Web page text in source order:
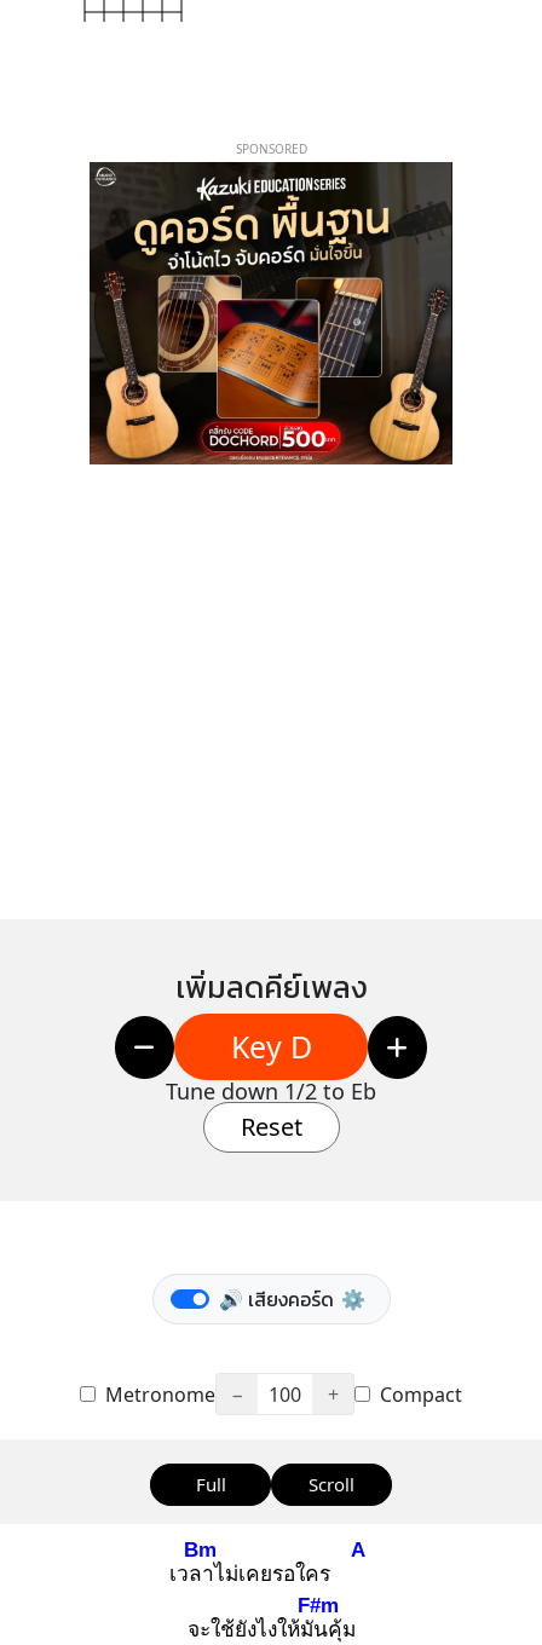
SPONSORED
เพิ่มลดคีย์เพลง
Key D
Tune down 1/2 to Eb
Reset
🔊 เสียงคอร์ด ⚙️
Metronome − 100 + Compact
Full Scroll
เวลา
Bm
ไม่เคยรอใคร
A
จะใช้ยังไงให้มัน
F#m
คุ้ม